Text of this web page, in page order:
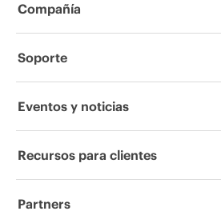
Compañía
Acerca de HPE
Responsabilidad corporativa
Laboratorios HPE
Soporte
Servicios de soporte operativo
Software y controladores
Eventos y noticias
Eventos
Recursos para clientes
Contacta con nosotros
Partners